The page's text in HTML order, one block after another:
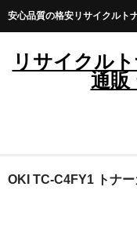
安心品質の格安リサイクルト
リサイクル
通販
HOME
OKI TC-C4FY1 トナ